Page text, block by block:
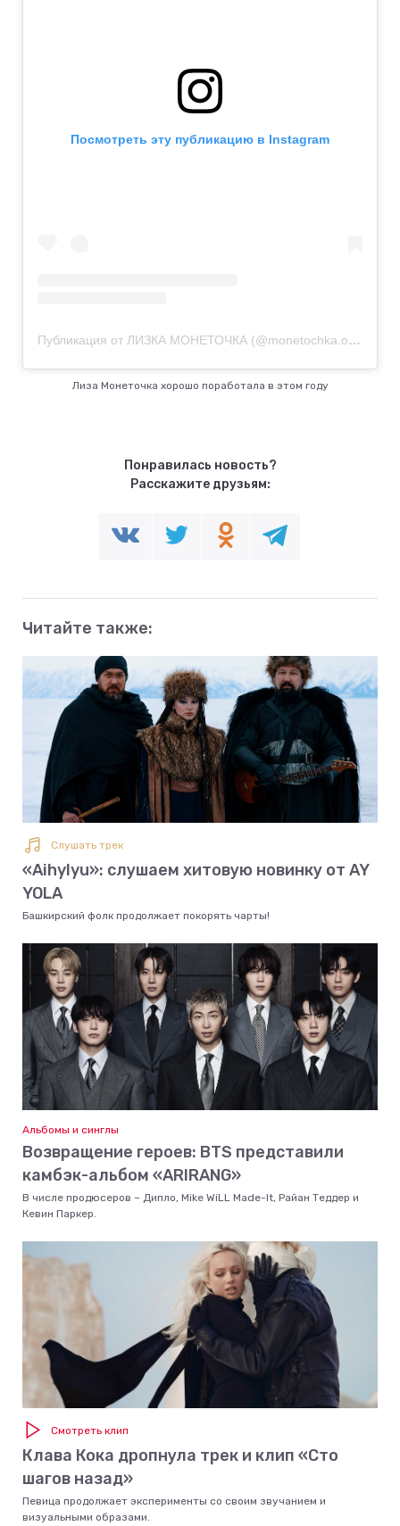
Посмотреть эту публикацию в Instagram
Публикация от ЛИЗКА МОНЕТОЧКА (@monetochka.official)
Лиза Монеточка хорошо поработала в этом году
Понравилась новость?
Расскажите друзьям:
Читайте также:
Слушать трек
«Aihylyu»: слушаем хитовую новинку от AY
YOLA
Башкирский фолк продолжает покорять чарты!
Альбомы и синглы
Возвращение героев: BTS представили
камбэк-альбом «ARIRANG»
В числе продюсеров – Дипло, Mike WiLL Made-It, Райан Теддер и
Кевин Паркер.
Смотреть клип
Клава Кока дропнула трек и клип «Сто
шагов назад»
Певица продолжает эксперименты со своим звучанием и
визуальными образами.